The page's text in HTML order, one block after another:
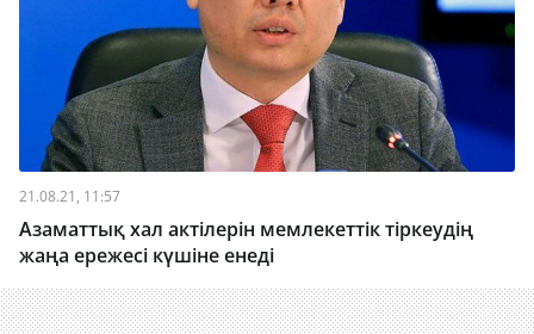
21.08.21, 11:57
Азаматтық хал актілерін мемлекеттік тіркеудің
жаңа ережесі күшіне енеді